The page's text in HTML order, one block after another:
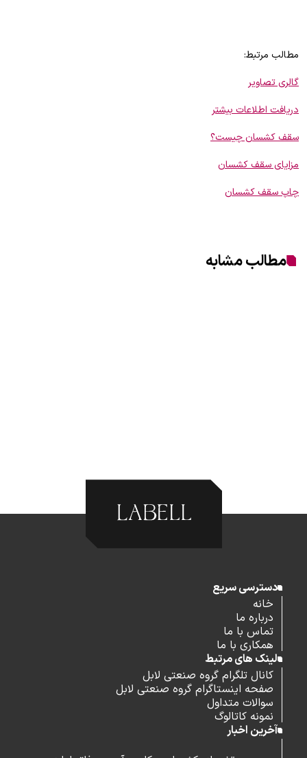
مطالب مرتبط:
گالری تصاویر
دریافت اطلاعات بیشتر
سقف کشسان چیست؟
مزایای سقف کشسان
چاپ سقف کشسان
مطالب مشابه
دسترسی سریع
خانه
درباره ما
تماس با ما
همکاری با ما
لینک های مرتبط
کانال تلگرام گروه صنعتی لابل
صفحه اینستاگرام گروه صنعتی لابل
سوالات متداول
نمونه کاتالوگ
آخرین اخبار